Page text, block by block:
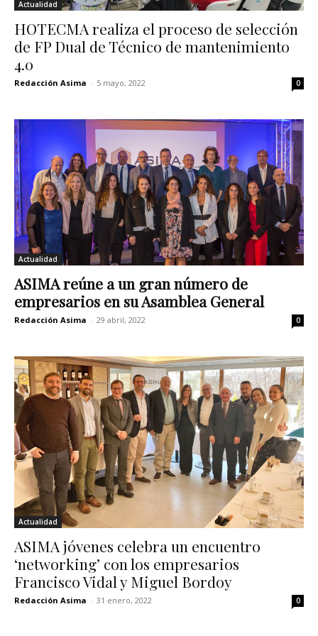
Actualidad
HOTECMA realiza el proceso de selección
de FP Dual de Técnico de mantenimiento
4.0
Redacción Asima - 5 mayo, 2022 0
Actualidad
ASIMA reúne a un gran número de
empresarios en su Asamblea General
Redacción Asima - 29 abril, 2022 0
Actualidad
ASIMA jóvenes celebra un encuentro
‘networking’ con los empresarios
Francisco Vidal y Miguel Bordoy
Redacción Asima - 31 enero, 2022 0